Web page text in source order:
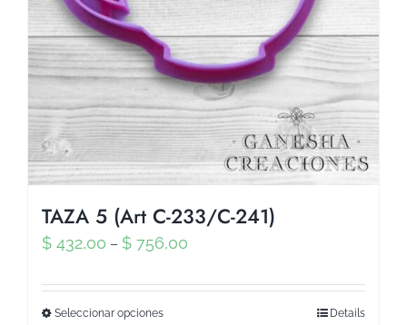
TAZA 5 (Art C-233/C-241)
$ 432,00 – $ 756,00
Seleccionar opciones Details